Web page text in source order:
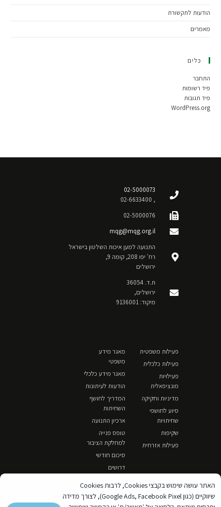
הודעות לתקשורת
מאמרים
כלים
התחבר
פיד רשומות
פיד תגובות
WordPress.org
02-5000073
, 02-6633400
02-5000076
mqg@mqg.org.il
התנועה למען איכות השלטון בישראל
רח' יפו 208, קומה 9,
ירושלים
ת.ד. 36054
ירושלים,
מיקוד: 9136001
פעילות משפטית
פעילות כלכלית
פעילויות
מונציפאלית
מדיניות וחקיקה
סיוע לחושפי
שחיתויות
שקיפות
פעילות אזרחית
מאגר מידע
משפטי
מאגר מידע כלכלי
הודעות לעיתונות
המדריך לחושף
השחיתות
ארכיון התנועה
טופס פנייה
למחלקת הציבור
סיכום חודשי
דרושים
האתר עושה שימוש בקבצי Cookies, לרבות Cookies
שיווקיים (כגון Google Ads, Facebook Pixel), לצורך מדידה